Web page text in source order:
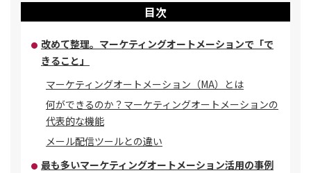
目次
改めて整理。マーケティングオートメーションで「で
きること」
マーケティングオートメーション（MA）とは
何ができるのか？マーケティングオートメーションの
代表的な機能
メール配信ツールとの違い
最も多いマーケティングオートメーション活用の事例